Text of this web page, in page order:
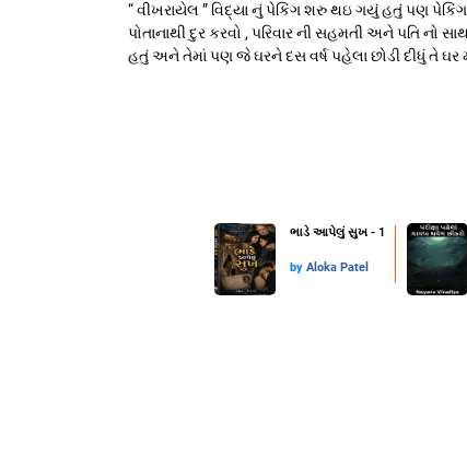
“ વીખરાયેલ ” વિદ્યા નું પેકિંગ શરુ થઇ ગયું હતું પણ
પોતાનાથી દુર કરવો , પરિવાર ની સહમતી અને પતિ નો
હતું અને તેમાં પણ જે ઘરને દસ વર્ષ પહેલા છોડી દીધું તે ઘર
ભાડે આપેલું સુખ - 1
by Aloka Patel